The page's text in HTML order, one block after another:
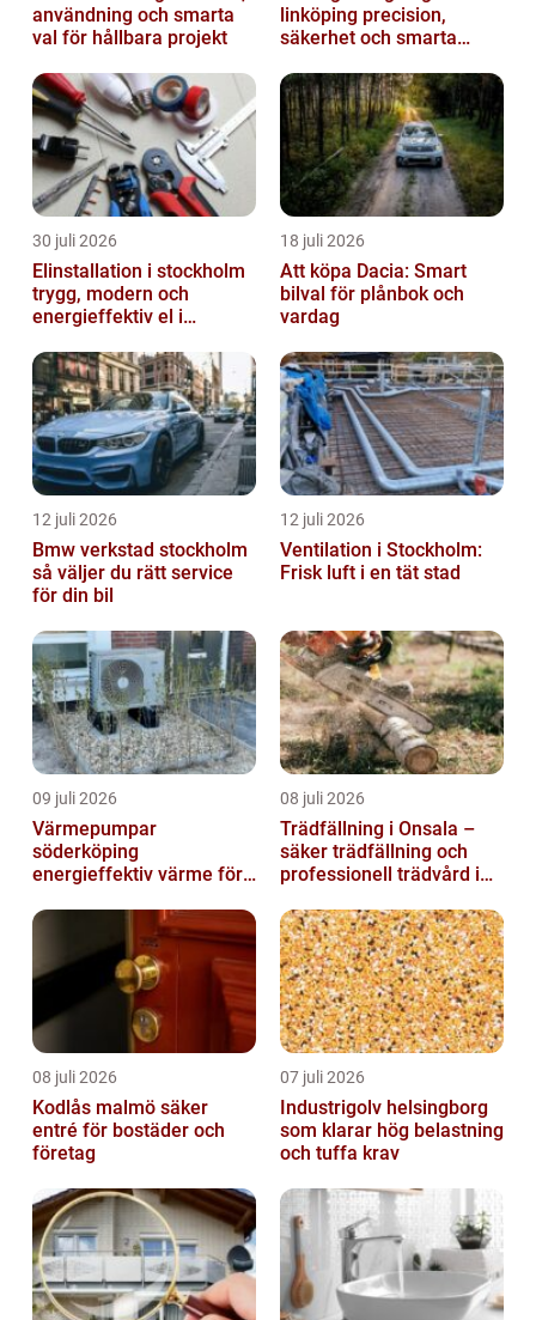
användning och smarta
val för hållbara projekt
linköping precision,
säkerhet och smarta
30 juli 2026
Elinstallation i stockholm
trygg, modern och
energieffektiv el i
18 juli 2026
Att köpa Dacia: Smart
bilval för plånbok och
vardag
12 juli 2026
Bmw verkstad stockholm
så väljer du rätt service
för din bil
12 juli 2026
Ventilation i Stockholm:
Frisk luft i en tät stad
09 juli 2026
Värmepumpar
söderköping
energieffektiv värme för
08 juli 2026
Trädfällning i Onsala –
säker trädfällning och
professionell trädvård i
08 juli 2026
Kodlås malmö säker
entré för bostäder och
företag
07 juli 2026
Industrigolv helsingborg
som klarar hög belastning
och tuffa krav